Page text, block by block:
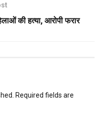
की हत्या, आरोपी फरार
Required fields are